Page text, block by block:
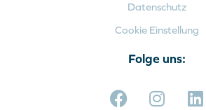
Datenschutz
Cookie Einstellung
Folge uns: